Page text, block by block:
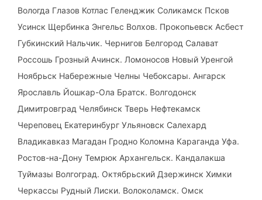
Вологда Глазов Котлас Геленджик Соликамск Псков
Усинск Щербинка Энгельс Волхов. Прокопьевск Асбест
Губкинский Нальчик. Чернигов Белгород Салават
Россошь Грозный Ачинск. Ломоносов Новый Уренгой
Ноябрьск Набережные Челны Чебоксары. Ангарск
Ярославль Йошкар-Ола Братск. Волгодонск
Димитровград Челябинск Тверь Нефтекамск
Череповец Екатеринбург Ульяновск Салехард
Владикавказ Магадан Гродно Коломна Караганда Уфа.
Ростов-на-Дону Темрюк Архангельск. Кандалакша
Туймазы Волгоград. Октябрьский Дзержинск Химки
Черкассы Рудный Лиски. Волоколамск. Омск